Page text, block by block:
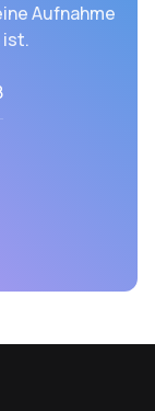
Aufnahme
ist.